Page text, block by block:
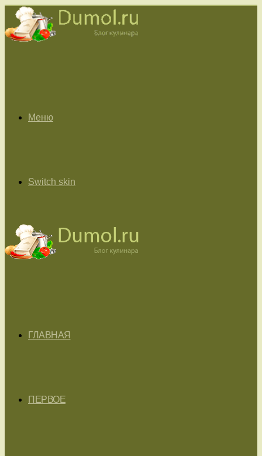
Меню
Switch skin
ГЛАВНАЯ
ПЕРВОЕ